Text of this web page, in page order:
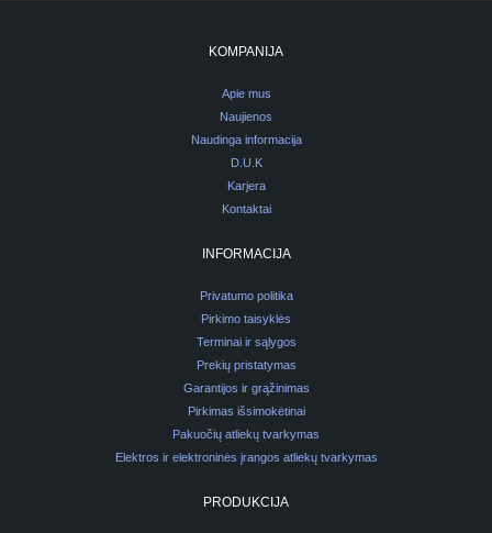
KOMPANIJA
Apie mus
Naujienos
Naudinga informacija
D.U.K
Karjera
Kontaktai
INFORMACIJA
Privatumo politika
Pirkimo taisyklės
Terminai ir sąlygos
Prekių pristatymas
Garantijos ir grąžinimas
Pirkimas išsimokėtinai
Pakuočių atliekų tvarkymas
Elektros ir elektroninės įrangos atliekų tvarkymas
PRODUKCIJA